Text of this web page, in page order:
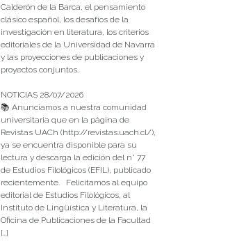
Calderón de la Barca, el pensamiento
clásico español, los desafíos de la
investigación en literatura, los criterios
editoriales de la Universidad de Navarra
y las proyecciones de publicaciones y
proyectos conjuntos.
NOTICIAS 28/07/2026
📚 Anunciamos a nuestra comunidad
universitaria que en la página de
Revistas UACh (http://revistas.uach.cl/),
ya se encuentra disponible para su
lectura y descarga la edición del n° 77
de Estudios Filológicos (EFIL), publicado
recientemente. Felicitamos al equipo
editorial de Estudios Filológicos, al
Instituto de Lingüística y Literatura, la
Oficina de Publicaciones de la Facultad
[…]